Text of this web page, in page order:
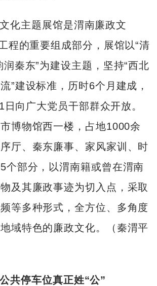
化主题展馆是渭南廉政文
程的重要组成部分，展馆以“清
秦东”为建设主题，坚持“西北
”建设标准，历时6个月建成，
向广大党员干部群众开放。
博物馆西一楼，占地1000余
厅、秦东廉事、家风家训、时
个部分，以渭南籍或曾在渭南
及其廉政事迹为切入点，采取
等多种形式，全方位、多角度
域特色的廉政文化。（秦渭平
共停车位真正姓“公”